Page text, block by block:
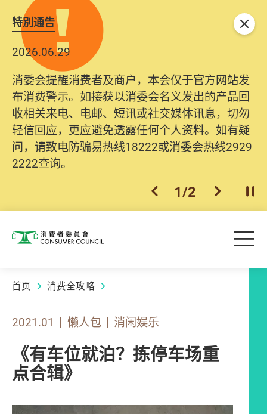
特別通告
2026.06.29
消委会提醒消费者及商户，本会仅于官方网站发
布消费警示。如接获以消委会名义发出的产品回
收相关来电、电邮、短讯或社交媒体讯息，切勿
轻信回应，更应避免透露任何个人资料。如有疑
问，请致电防骗易热线18222或消委会热线2929
2222查询。
上一个
1/2 下一个开
关闭
消费者委员会 目
首页 消费全攻略
2021.01 懒人包 消闲娱乐
《有车位就泊？拣停车场重
点合辑》